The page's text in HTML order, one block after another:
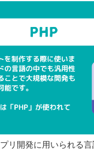
リ開発に用いられる